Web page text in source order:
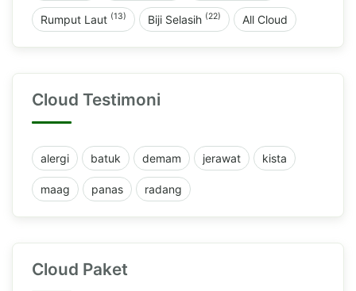
Rumput Laut (13) Biji Selasih (22) All Cloud
Cloud Testimoni
alergi batuk demam jerawat kista
maag panas radang
Cloud Paket